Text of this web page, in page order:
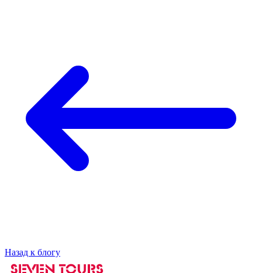
Назад к блогу